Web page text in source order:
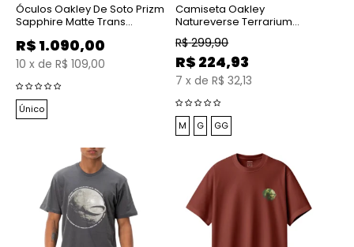
Óculos Oakley De Soto Prizm
Sapphire Matte Trans
R$ 1.090,00
10 x de R$ 109,00
Único
Camiseta Oakley
Natureverse Terrarium
Blackout
R$ 299,90
R$ 224,93
7 x de R$ 32,13
M G GG